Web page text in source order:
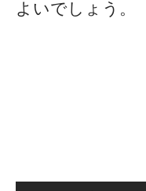
よいでしょう。